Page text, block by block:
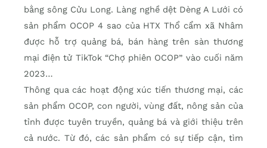
bằng sông Cửu Long. Làng nghề dệt Dèng A Lưới có
sản phẩm OCOP 4 sao của HTX Thổ cẩm xã Nhâm
được hỗ trợ quảng bá, bán hàng trên sàn thương
mại điện tử TikTok “Chợ phiên OCOP” vào cuối năm
2023…
Thông qua các hoạt động xúc tiến thương mại, các
sản phẩm OCOP, con người, vùng đất, nông sản của
tỉnh được tuyên truyền, quảng bá và giới thiệu trên
cả nước. Từ đó, các sản phẩm có sự tiếp cận, tìm